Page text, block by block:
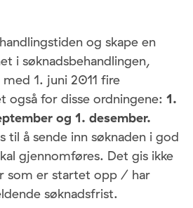
og skape en
i søknadsbehandlingen,
1. juni 2011 fire
også for disse ordningene: 1.
og 1. desember.
til å sende inn søknaden i god
gjennomføres. Det gis ikke
som er startet opp / har
søknadsfrist.